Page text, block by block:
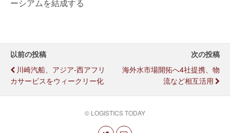
ーシアムを結成する
以前の投稿
川崎汽船、アジア-西アフリ
カサービスをウィークリー化
次の投稿
海外水市場開拓へ4社提携、物
流など相互活用
© LOGISTICS TODAY